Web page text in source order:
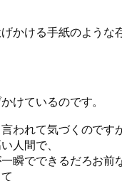
かける手紙のような
けているのです。
われて気づくのです
人間で、
瞬でできるだろお前